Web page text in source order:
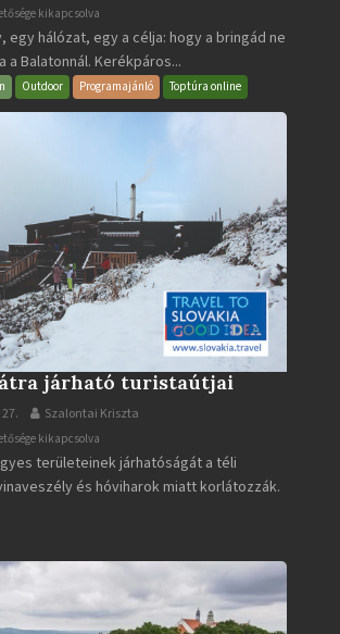
kikapcsolva
egy hálózat, egy a célja: hogy a bringád ne
a Balatonnál. Kerékpáros...
Outdoor Programajánló Toptúra online
járható turistaútjai
Szalontai Kriszta
kikapcsolva
területeinek járhatóságát a téli
és hóviharok miatt korlátozzák.